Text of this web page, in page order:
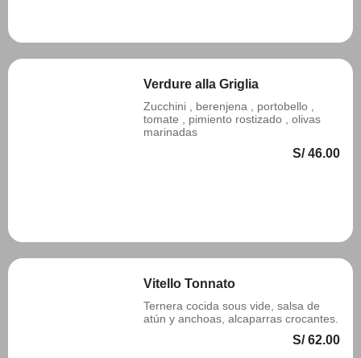
Verdure alla Griglia
Zucchini , berenjena , portobello ,
tomate , pimiento rostizado , olivas
marinadas
S/ 46.00
Vitello Tonnato
Ternera cocida sous vide, salsa de
atún y anchoas, alcaparras crocantes.
S/ 62.00